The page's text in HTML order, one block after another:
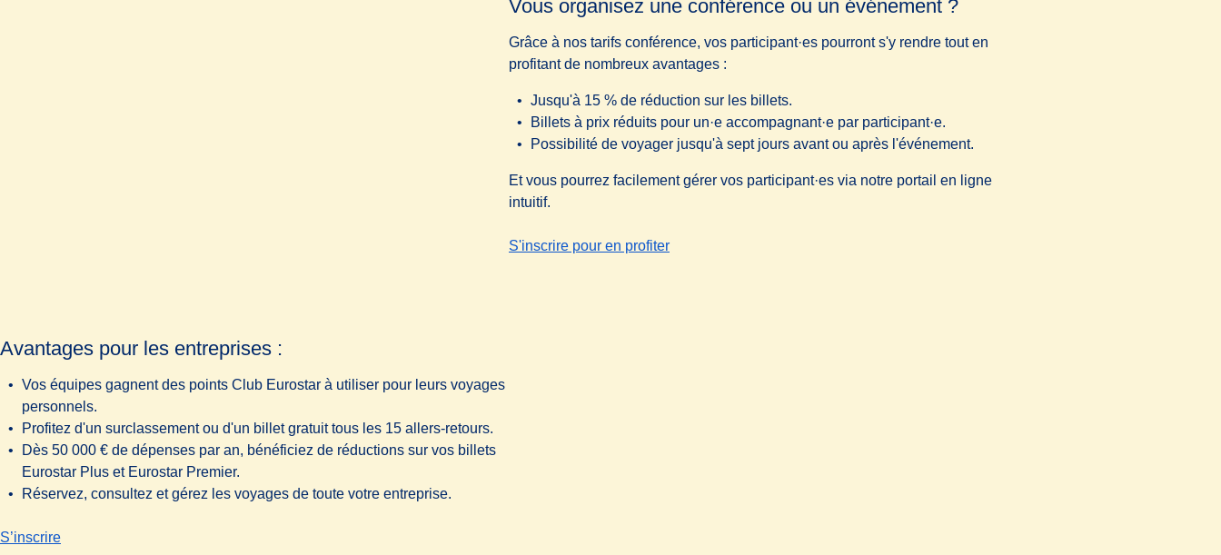
Vous organisez une conférence ou un événement ?
Grâce à nos tarifs conférence, vos participant·es pourront s'y rendre tout en
profitant de nombreux avantages :
Jusqu'à 15 % de réduction sur les billets.
Billets à prix réduits pour un·e accompagnant·e par participant·e.
Possibilité de voyager jusqu'à sept jours avant ou après l'événement.
Et vous pourrez facilement gérer vos participant·es via notre portail en ligne
intuitif.
S'inscrire pour en profiter
-Vous organisez une conférence ou un événement ?
Avantages pour les entreprises :
Vos équipes gagnent des points Club Eurostar à utiliser pour leurs voyages
personnels.
Profitez d'un surclassement ou d'un billet gratuit tous les 15 allers-retours.
Dès 50 000 € de dépenses par an, bénéficiez de réductions sur vos billets
Eurostar Plus et Eurostar Premier.
Réservez, consultez et gérez les voyages de toute votre entreprise.
S’inscrire
-Avantages pour les entreprises :